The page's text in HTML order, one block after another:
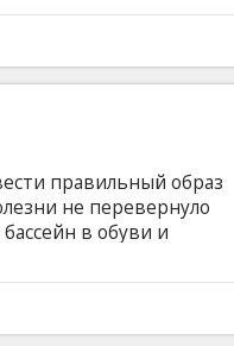
разлад. Фильм на
языках.
правильный образ
не перевернуло
в обуви и
сквозь пальцы. Раз уж
беззаботной! Фильм на
языках.